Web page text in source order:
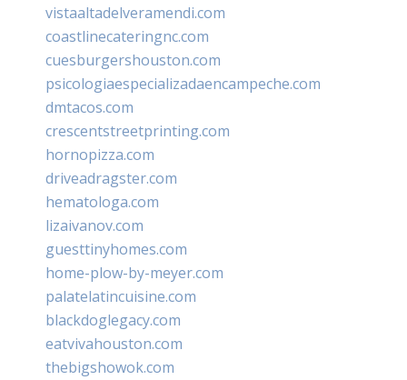
vistaaltadelveramendi.com
coastlinecateringnc.com
cuesburgershouston.com
psicologiaespecializadaencampeche.com
dmtacos.com
crescentstreetprinting.com
hornopizza.com
driveadragster.com
hematologa.com
lizaivanov.com
guesttinyhomes.com
home-plow-by-meyer.com
palatelatincuisine.com
blackdoglegacy.com
eatvivahouston.com
thebigshowok.com